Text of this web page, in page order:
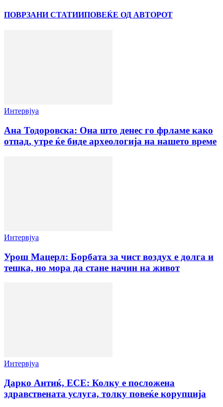
ПОВРЗАНИ СТАТИИПОВЕЌЕ ОД АВТОРОТ
Интервјуа
Ана Тодоровска: Она што денес го фрламе како
отпад, утре ќе биде археологија на нашето време
Интервјуа
Урош Мацерл: Борбата за чист воздух е долга и
тешка, но мора да стане начин на живот
Интервјуа
Дарко Антиќ, ЕСЕ: Колку е посложена
здравствената услуга, толку повеќе корупција